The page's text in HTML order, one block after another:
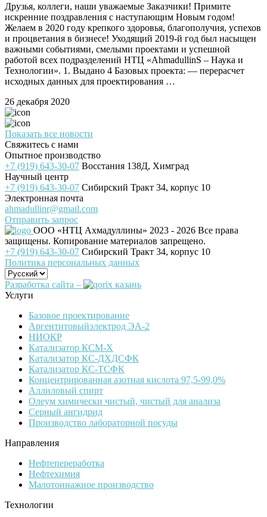
Друзья, коллеги, наши уважаемые Заказчики! Примите
искренние поздравления с наступающим Новым годом!
Желаем в 2020 году крепкого здоровья, благополучия, успехов
и процветания в бизнесе! Уходящий 2019-й год был насыщен
важными событиями, смелыми проектами и успешной
работой всех подразделений НТЦ «AhmadullinS – Наука и
Технологии». 1. Выдано 4 Базовых проекта: — перерасчет
исходных данных для проектирования …
26 декабря 2020
Показать все новости
Свяжитесь с нами
Опытное производство
+7 (919) 643-30-07 Восстания 138Д, Химград
Научный центр
+7 (919) 643-30-07 Сибирский Тракт 34, корпус 10
Электронная почта
ahmadullinr@gmail.com
Отправить запрос
ООО «НТЦ Ахмадуллины» 2023 - 2026 Все права
защищены. Копирование материалов запрещено.
+7 (919) 643-30-07 Сибирский Тракт 34, корпус 10
Политика персональных данных
Разработка сайта –
Услуги
Базовое проектирование
Аргентитовыйэлектрод ЭА-2
НИОКР
Катализатор КСМ-Х
Катализатор КС-ДХДСФК
Катализатор КС-ТСФК
Концентрированная азотная кислота 97,5-99,0%
Аллиловый спирт
Олеум химически чистый, чистый для анализа
Серный ангидрид
Производство лабораторной посуды
Направления
Нефтепереработка
Нефтехимия
Малотоннажное производство
Технологии